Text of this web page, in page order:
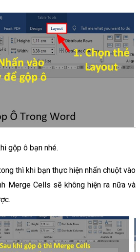
gộp ô bạn nhé.
thì khi bạn thực hiện nhấn chuột vào
Merge Cells sẽ không hiện ra nữa và